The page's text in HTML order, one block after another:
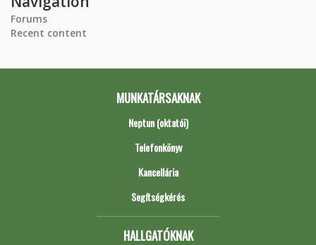
Forums
Recent content
MUNKATÁRSAKNAK
Neptun (oktatói)
Telefonkönyv
Kancellária
Segítségkérés
HALLGATÓKNAK